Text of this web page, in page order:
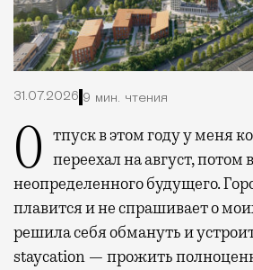
31.07.2026 9 мин. чтения
Отпуск в этом году у меня кочует: сначала переехал на август, потом
неопределенного будущего.
плавится и не спрашивает о
решила себя обмануть и
staycation — прожить